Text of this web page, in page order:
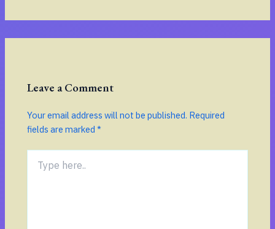
Leave a Comment
Your email address will not be published. Required
fields are marked*
here..